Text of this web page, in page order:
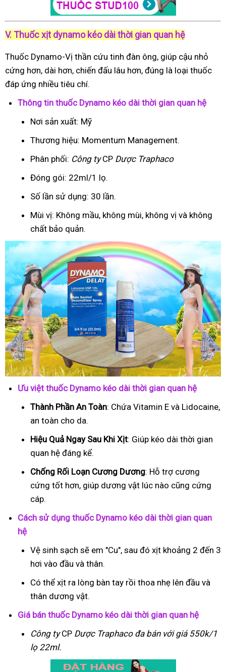
V. Thuốc xịt dynamo kéo dài thời gian quan hệ
Thuốc Dynamo-Vị thần cứu tinh đàn ông, giúp cậu nhỏ
cứng hơn, dài hơn, chiến đấu lâu hơn, đúng là loại thuốc
đáp ứng nhiều tiêu chí.
Thông tin thuốc Dynamo kéo dài thời gian quan hệ
Nơi sản xuất: Mỹ
Thương hiệu: Momentum Management.
Phân phối: Công tyCP Dược Traphaco
Đóng gói: 22ml/1 lọ.
Số lần sử dụng: 30 lần.
Mùi vị: Không mầu, không mùi, không vị và không
chất bảo quản.
Ưu việt thuốc Dynamo kéo dài thời gian quan hệ
Thành Phần An Toàn: Chứa Vitamin E và Lidocaine,
an toàn cho da.
Hiệu Quả Ngay Sau Khi Xịt: Giúp kéo dài thời gian
quan hệ đáng kể.
Chống Rối Loạn Cương Dương: Hỗ trợ cương
cứng tốt hơn, giúp dương vật lúc nào cũng cứng
cáp.
Cách sử dụng thuốc Dynamo kéo dài thời gian quan
hệ
Vệ sinh sạch sẽ em "Cu", sau đó xịt khoảng 2 đến 3
hơi vào đầu và thân.
Có thể xịt ra lòng bàn tay rồi thoa nhẹ lên đầu và
thân dương vật.
Giá bán thuốc Dynamo kéo dài thời gian quan hệ
Công tyCP Dược Traphacođa bán với giá 550k/1
lọ 22ml.